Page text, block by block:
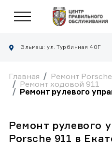
Эльмаш: ул. Турбинная 40Г
Главная Ремонт Porsche
Ремонт ходовой 911
Ремонт рулевого
Ремонт рулевого
Porsche 911 в